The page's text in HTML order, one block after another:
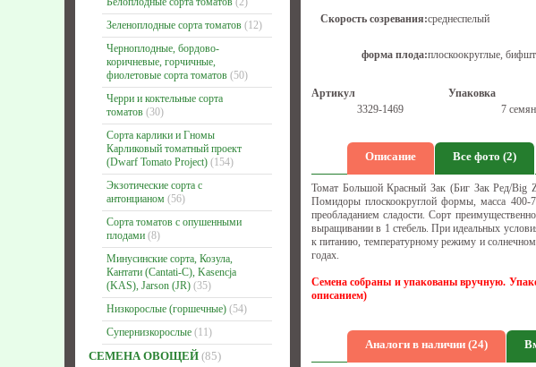
Зеленоплодные сорта томатов (12)
Черноплодные, бордово-
коричневые, горчичные,
фиолетовые сорта томатов (50)
Черри и коктельные сорта
томатов (30)
Сорта карлики и Гномы
Карликовый томатный проект
(Dwarf Tomato Project) (154)
Экзотические сорта с
антонцианом (56)
Сорта томатов с опушенными
плодами (8)
Минусинские сорта, Козула,
Кантати (Cantati-C), Kasencja
(KAS), Jarson (JR) (35)
Низкорослые (горшечные) (54)
Супернизкорослые (11)
СЕМЕНА ОВОЩЕЙ (85)
Скорость созревания:среднеспелый
форма плода:плоскоокруглые,
Артикул Упаковка
3329-1469
7 семян
Описание Все фото (2)
Томат Большой Красный Зак (Биг Зак Ред/Big
Помидоры плоскоокруглой формы, масса 400-
преобладанием сладости. Сорт
выращивании в 1 стебель. При идеальных
к питанию, температурному режиму и
годах.
Семена собраны и упакованы вручную.
описанием)
Аналоги в наличии (24)